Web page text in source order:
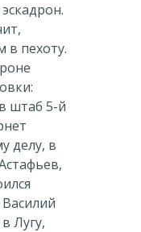
в пехоту.
штаб 5-й
делу, в
Лугу,